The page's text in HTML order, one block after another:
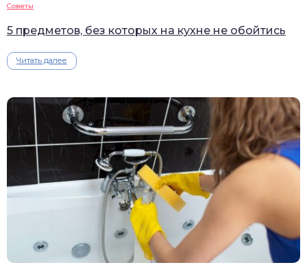
Советы
5 предметов, без которых на кухне не обойтись
Читать далее